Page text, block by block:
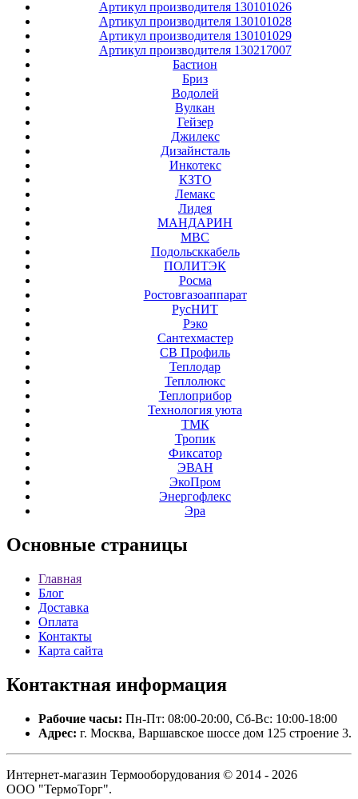
Артикул производителя 130101026
Артикул производителя 130101028
Артикул производителя 130101029
Артикул производителя 130217007
Бастион
Бриз
Водолей
Вулкан
Гейзер
Джилекс
Дизайнсталь
Инкотекс
КЗТО
Лемакс
Лидея
МАНДАРИН
МВС
Подольсккабель
ПОЛИТЭК
Росма
Ростовгазоаппарат
РусНИТ
Рэко
Сантехмастер
СВ Профиль
Теплодар
Теплолюкс
Теплоприбор
Технология уюта
ТМК
Тропик
Фиксатор
ЭВАН
ЭкоПром
Энергофлекс
Эра
Основные страницы
Главная
Блог
Доставка
Оплата
Контакты
Карта сайта
Контактная информация
Рабочие часы: Пн-Пт: 08:00-20:00, Сб-Вс: 10:00-18:00
Адрес: г. Москва, Варшавское шоссе дом 125 строение 3.
Интернет-магазин Термооборудования © 2014 - 2026
ООО "ТермоТорг".